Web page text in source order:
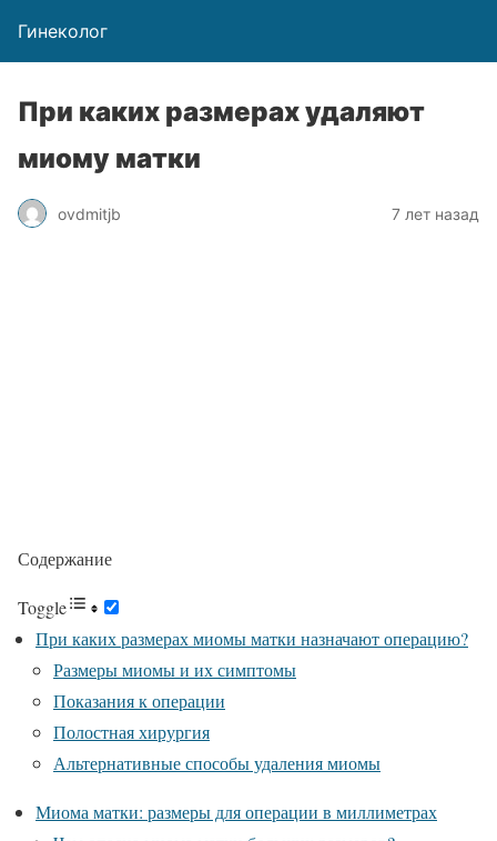
Гинеколог
При каких размерах удаляют
миому матки
ovdmitjb 7 лет назад
Содержание
Toggle
При каких размерах миомы матки назначают операцию?
Размеры миомы и их симптомы
Показания к операции
Полостная хирургия
Альтернативные способы удаления миомы
Миома матки: размеры для операции в миллиметрах